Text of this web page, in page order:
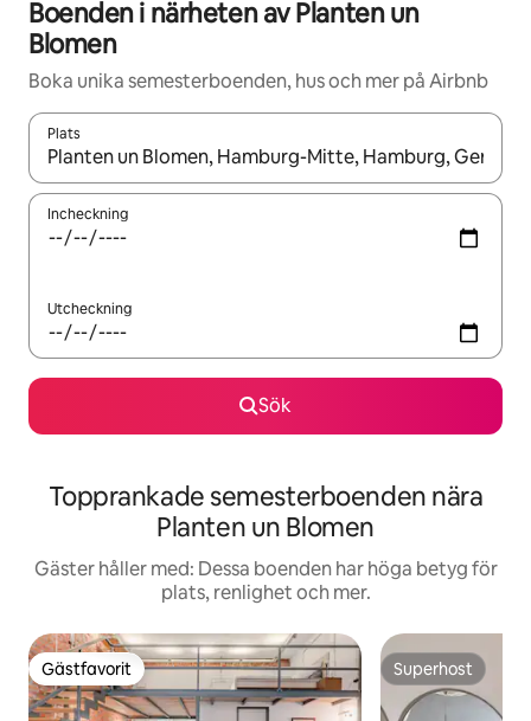
Boenden i närheten av Planten un
Blomen
Boka unika semesterboenden, hus och mer på Airbnb
Plats
När resultaten är tillgängliga kan du navigera med upp- och
Incheckning
Utcheckning
Sök
Topprankade semesterboenden nära
Planten un Blomen
Gäster håller med: Dessa boenden har höga betyg för
plats, renlighet och mer.
Gästfavorit
Gästfavorit Superhost
Superhost